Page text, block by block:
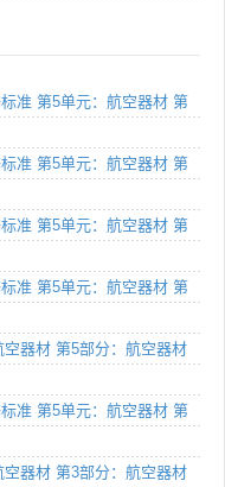
准 第5单元：航空器材 第
准 第5单元：航空器材 第
准 第5单元：航空器材 第
准 第5单元：航空器材 第
器材 第5部分：航空器材
准 第5单元：航空器材 第
器材 第3部分：航空器材